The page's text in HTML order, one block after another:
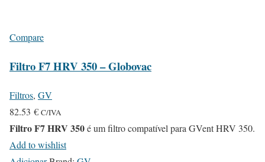
Compare
Filtro F7 HRV 350 – Globovac
Filtros, GV
82.53 € C/IVA
Filtro F7 HRV 350é um filtro compatível para GVent HRV 350.
Add to wishlist